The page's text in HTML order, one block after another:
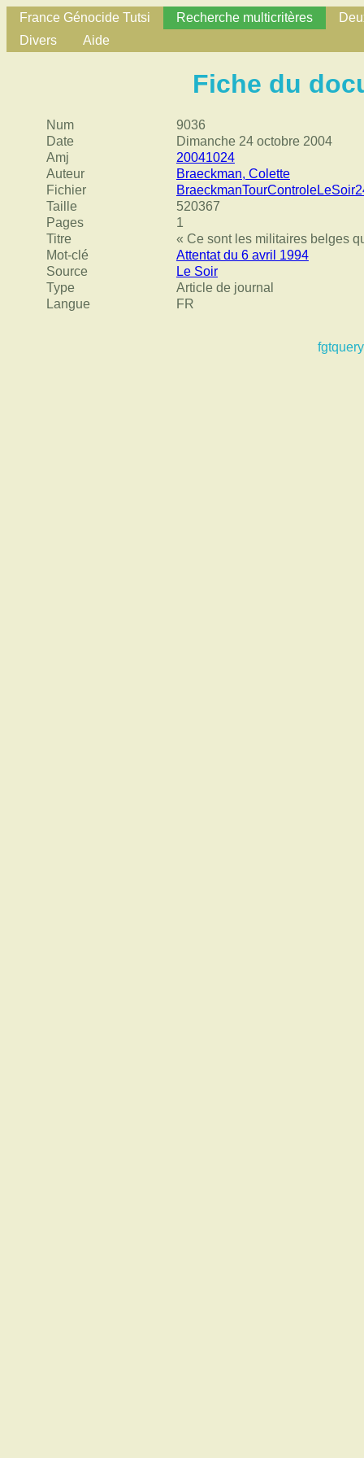
France Génocide Tutsi Recherche multicritères
Divers
Aide
Fiche du
Num
9036
Date
Dimanche 24 octobre 2004
Amj
20041024
Auteur
Braeckman, Colette
Fichier
Taille
520367
Pages
1
Titre
« Ce sont les militaires belges
Mot-clé
Attentat du 6 avril 1994
Source
Le Soir
Type
Article de journal
Langue
FR